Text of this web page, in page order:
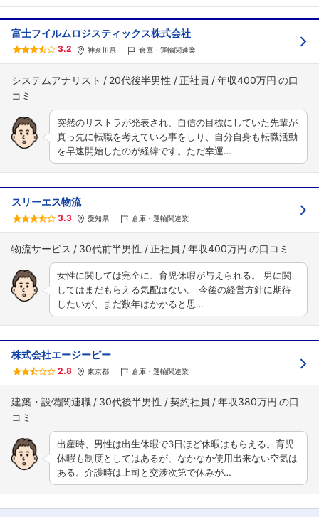
富士フイルムロジスティックス株式会社
3.2 神奈川県 倉庫・運輸関連業
システムアナリスト 20代後半男性 正社員 年収400万円
突然のリストラが発表され、自信の目標にしていた先輩が
真っ先に転職を考えている事をしり、自分自身も転職活動
を早速開始したのが経緯です。ただ幸運…
スリーエス物流
3.3 愛知県 倉庫・運輸関連業
物流サービス 30代前半男性 正社員 年収400万円
女性に関しては完全に、育児休暇が与えられる。 男に関
してはまだもらえる気配はない。 今後の経営方針に期待
したいが、まだ数年はかかると思…
株式会社エージーピー
2.8 東京都 倉庫・運輸関連業
建築・設備関連職 30代後半男性 契約社員 年収380万円
出産時、男性は出生休暇で3日ほど休暇はもらえる。育児
休暇も制度としてはあるが、なかなか使用出来ない空気は
ある。介護時は上司と交渉次第で休みが…